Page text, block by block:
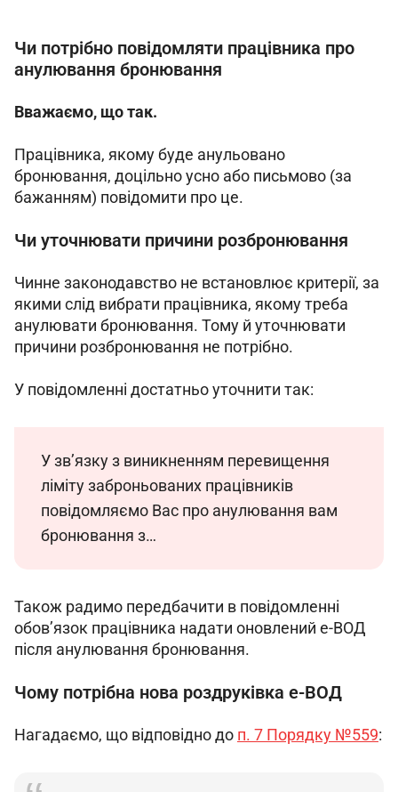
Чи потрібно повідомляти працівника про
анулювання бронювання
Вважаємо, що так.
Працівника, якому буде анульовано
бронювання, доцільно усно або письмово (за
бажанням) повідомити про це.
Чи уточнювати причини розбронювання
Чинне законодавство не встановлює критерії, за
якими слід вибрати працівника, якому треба
анулювати бронювання. Тому й уточнювати
причини розбронювання не потрібно.
У повідомленні достатньо уточнити так:
У зв’язку з виникненням перевищення
ліміту заброньованих працівників
повідомляємо Вас про анулювання вам
бронювання з…
Також радимо передбачити в повідомленні
обов’язок працівника надати оновлений е-ВОД
після анулювання бронювання.
Чому потрібна нова роздруківка е-ВОД
Нагадаємо, що відповідно до п. 7 Порядку №559: